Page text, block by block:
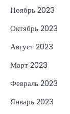
Ноябрь 2023
Октябрь 2023
Август 2023
Март 2023
Февраль 2023
Январь 2023